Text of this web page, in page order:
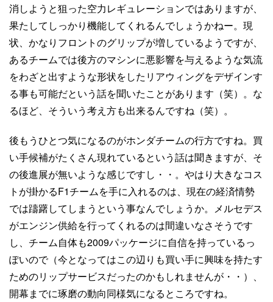
消しようと狙った空力レギュレーションではありますが、
果たしてしっかり機能してくれるんでしょうかねー。現
状、かなりフロントのグリップが増しているようですが、
あるチームでは後方のマシンに悪影響を与えるような気流
をわざと出すような形状をしたリアウィングをデザインす
る事も可能だという話を聞いたことがあります（笑）。な
るほど、そういう考え方も出来るんですね（笑）。
後もうひとつ気になるのがホンダチームの行方ですね。買
い手候補がたくさん現れているという話は聞きますが、そ
の後進展が無いような感じですし・・。やはり大きなコス
トが掛かるF1チームを手に入れるのは、現在の経済情勢
では躊躇してしまうという事なんでしょうか。メルセデス
がエンジン供給を行ってくれるのは間違いなさそうです
し、チーム自体も2009パッケージに自信を持っているっ
ぽいので（今となってはこの辺りも買い手に興味を持たす
ためのリップサービスだったのかもしれませんが・・）、
開幕までに琢磨の動向同様気になるところですね。